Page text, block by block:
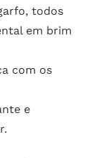
todos
em brim
com os
e